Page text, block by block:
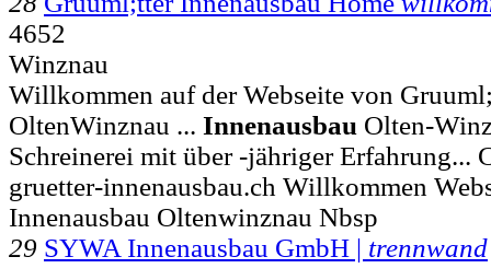
4652
Winznau
Willkommen auf der Webseite von
OltenWinznau ... Innenausbau Olten-
Schreinerei mit über -jähriger Erfahrung...
gruetter-innenausbau.ch Willkommen
Innenausbau Oltenwinznau Nbsp
29 SYWA Innenausbau GmbH | trennwand